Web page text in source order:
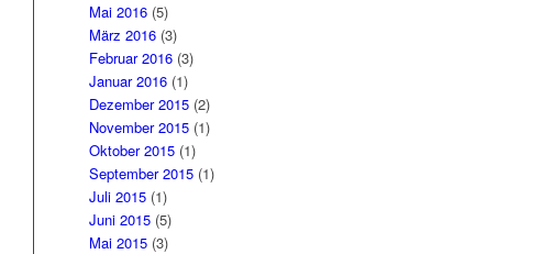
Mai 2016 (5)
März 2016 (3)
Februar 2016 (3)
Januar 2016 (1)
Dezember 2015 (2)
November 2015 (1)
Oktober 2015 (1)
September 2015 (1)
Juli 2015 (1)
Juni 2015 (5)
Mai 2015 (3)